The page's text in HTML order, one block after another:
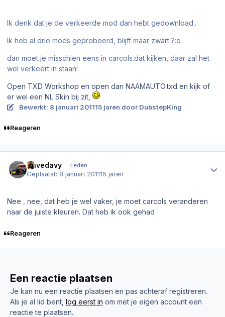
Ik denk dat je de verkeerde mod dan hebt gedownload..
Ik heb al drie mods geprobeerd, blijft maar zwart ?:o
dan moet je misschien eens in carcols.dat kijken, daar zal het
wel verkeert in staan!
Open TXD Workshop en open dan NAAMAUTO.txd en kijk of
er wel een NL Skin bij zit,
Bewerkt: 8 januari 201115 jaren door DubstepKing
Reageren
Davedavy Leden
Geplaatst: 8 januari 201115 jaren
Nee , nee, dat heb je wel vaker, je moet carcols veranderen
naar de juiste kleuren. Dat heb ik ook gehad
Reageren
Een reactie plaatsen
Je kan nu een reactie plaatsen en pas achteraf registreren.
Als je al lid bent, log eerst in om met je eigen account een
reactie te plaatsen.